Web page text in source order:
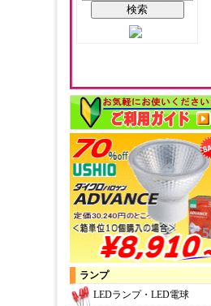
ランプ
LEDランプ・LED電球